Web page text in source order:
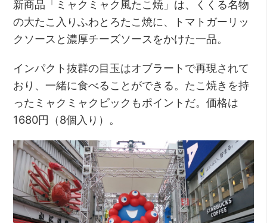
新商品「ミャクミャク風たこ焼」は、くくる名物
の大たこ入りふわとろたこ焼に、トマトガーリッ
クソースと濃厚チーズソースをかけた一品。
インパクト抜群の目玉はオブラートで再現されて
おり、一緒に食べることができる。たこ焼きを持
ったミャクミャクピックもポイントだ。価格は
1680円（8個入り）。